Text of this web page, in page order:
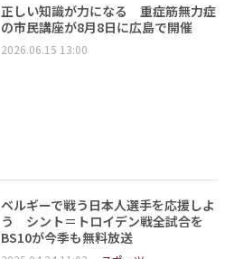
正しい知識が力になる 重症筋無力症
の市民講座が8月8日に広島で開催
2026.06.15 13:00
ベルギーで戦う日本人選手を応援しよ
う シント＝トロイデン戦全試合を
BS10が今季も無料放送